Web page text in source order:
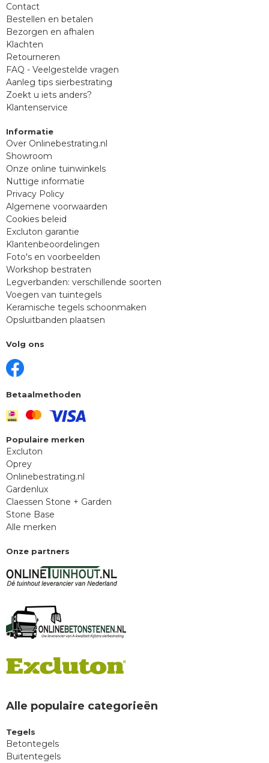
Contact
Bestellen en betalen
Bezorgen en afhalen
Klachten
Retourneren
FAQ - Veelgestelde vragen
Aanleg tips sierbestrating
Zoekt u iets anders?
Klantenservice
Informatie
Over Onlinebestrating.nl
Showroom
Onze online tuinwinkels
Nuttige informatie
Privacy Policy
Algemene voorwaarden
Cookies beleid
Excluton garantie
Klantenbeoordelingen
Foto's en voorbeelden
Workshop bestraten
Legverbanden: verschillende soorten
Voegen van tuintegels
Keramische tegels schoonmaken
Opsluitbanden plaatsen
Volg ons
Betaalmethoden
Populaire merken
Excluton
Oprey
Onlinebestrating.nl
Gardenlux
Claessen Stone + Garden
Stone Base
Alle merken
Onze partners
Alle populaire categorieën
Tegels
Betontegels
Buitentegels